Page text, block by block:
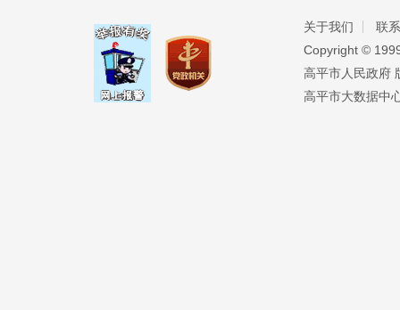
关于我们
联
Copyright ©️
高平市人民政府
高平市大数据